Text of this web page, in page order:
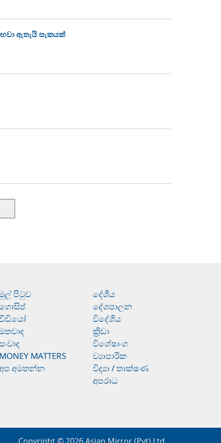
ඇතැයි සැකයක්
පිටුව
MONEY MATTERS
අමතන්න
දේශීය
දේශපාලන
විදේශීය
ක්‍රීඩා
විශේෂාංග
ව්‍යාපාරික
විද්‍යා / තාක්ෂණ
අපරාධ